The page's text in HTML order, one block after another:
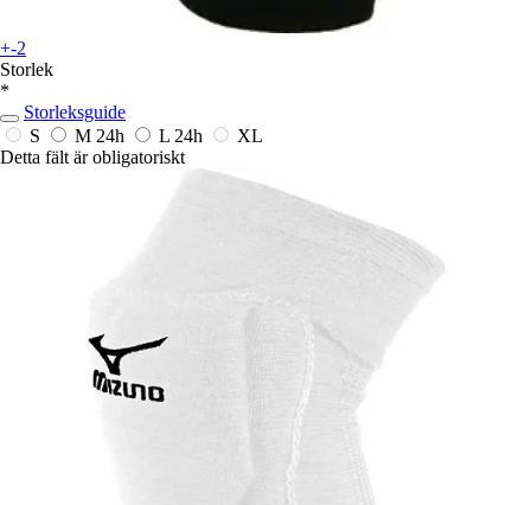
+-2
Storlek
*
Storleksguide
S
M 24h L 24h
XL
Detta fält är obligatoriskt